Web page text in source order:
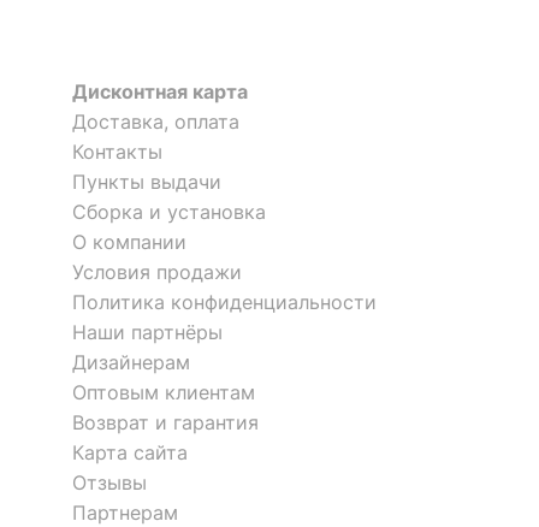
Дисконтная карта
Доставка, оплата
Контакты
Пункты выдачи
Сборка и установка
О компании
Условия продажи
Политика конфиденциальности
Наши партнёры
Дизайнерам
Оптовым клиентам
Возврат и гарантия
Карта сайта
Отзывы
Партнерам